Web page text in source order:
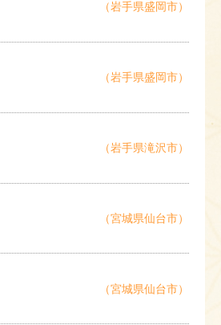
（岩手県盛岡市）
（岩手県盛岡市）
（岩手県滝沢市）
（宮城県仙台市）
（宮城県仙台市）